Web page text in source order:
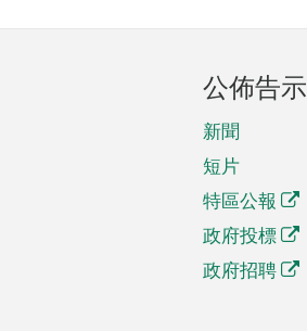
公佈告示
新聞
短片
特區公報
政府投標
政府招聘